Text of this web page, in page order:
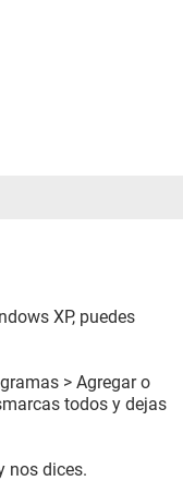
XP, puedes
> Agregar o
todos y dejas
nos dices.